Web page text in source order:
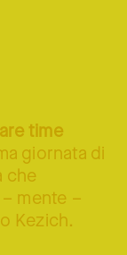
time
giornata di
che
mente –
Kezich.